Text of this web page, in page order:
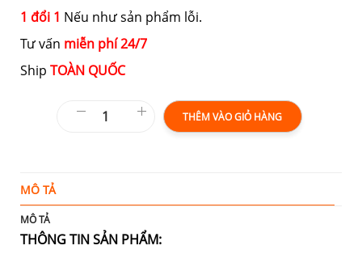
1 đổi 1 Nếu như sản phẩm lỗi.
Tư vấn miễn phí 24/7
Ship TOÀN QUỐC
THÊM VÀO GIỎ HÀNG
MÔ TẢ
MÔ TẢ
THÔNG TIN SẢN PHẨM: